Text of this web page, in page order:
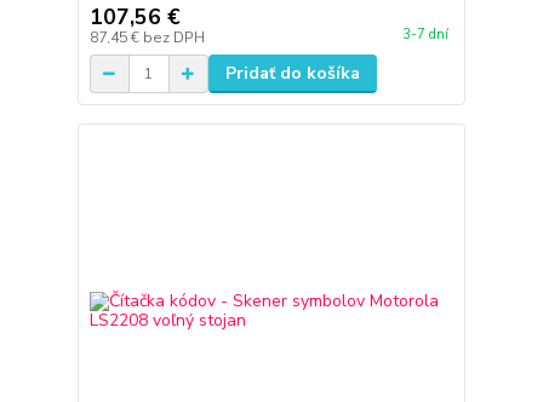
107,56 €
87,45 € bez DPH 3-7 dní
Pridať do košíka